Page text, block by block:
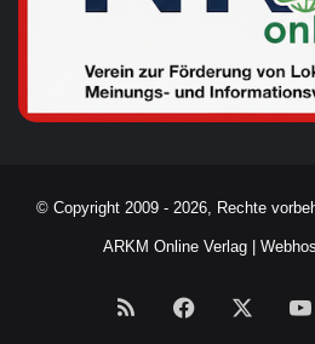
© Copyright 2009 - 2026, Rechte
ARKM Online Verlag
RSS Facebook